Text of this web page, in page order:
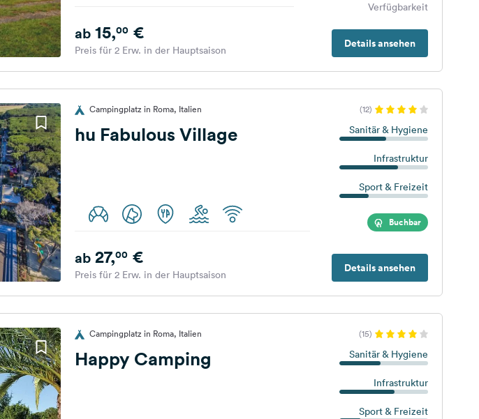
Verfügbarkeit
Details ansehen
ab15,00€
Preis für 2 Erw. in der Hauptsaison
Campingplatz in Roma, Italien (12)
hu Fabulous Village Sanitär & Hygiene
Infrastruktur
Sport & Freizeit
Buchbar
Details ansehen
ab27,00€
Preis für 2 Erw. in der Hauptsaison
Campingplatz in Roma, Italien (15)
Happy Camping Sanitär & Hygiene
Infrastruktur
Sport & Freizeit